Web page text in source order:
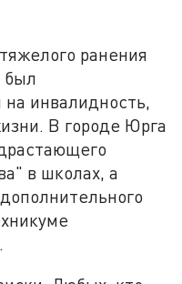
ранения
был
инвалидность,
В городе Юрга
в школах, а